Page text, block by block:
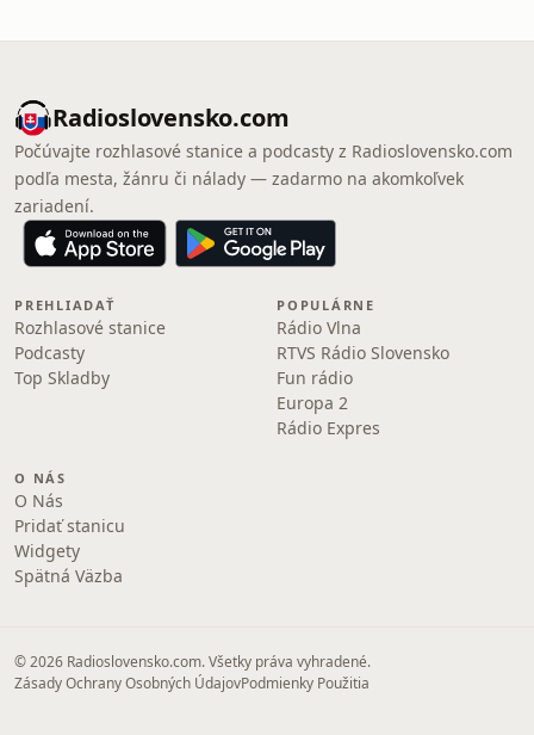
Radioslovensko.com
Počúvajte rozhlasové stanice a podcasty z Radioslovensko.com
podľa mesta, žánru či nálady — zadarmo na akomkoľvek
zariadení.
PREHLIADAŤ
Rozhlasové stanice
Podcasty
Top Skladby
POPULÁRNE
Rádio Vlna
RTVS Rádio Slovensko
Fun rádio
Europa 2
Rádio Expres
O NÁS
O Nás
Pridať stanicu
Widgety
Spätná Väzba
© 2026 Radioslovensko.com. Všetky práva vyhradené.
Zásady Ochrany Osobných ÚdajovPodmienky Použitia